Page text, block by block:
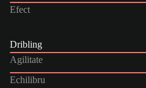
Efect
Dribling
Agilitate
Echilibru